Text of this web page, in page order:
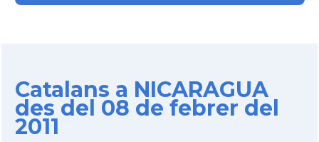
Catalans a NICARAGUA
des del 08 de febrer del
2011